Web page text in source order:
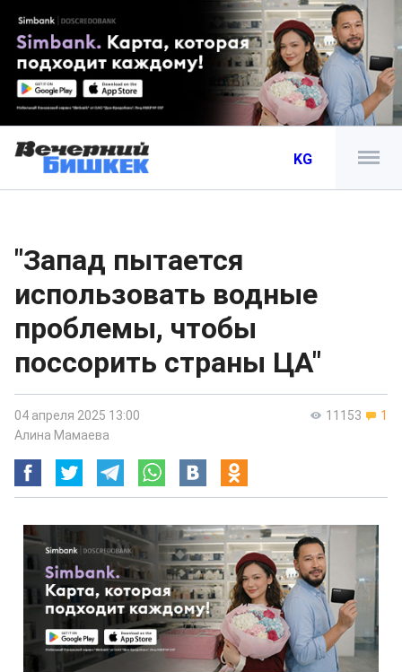
KG
"Запад пытается
использовать водные
проблемы, чтобы
поссорить страны ЦА"
11153 1
04 апреля 2025 13:00
Алина Мамаева